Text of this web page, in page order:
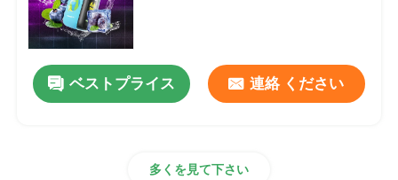
ピークバー 蒸気
蒸気蒸気
ベストプライス 連絡 ください
多くを見て下さい